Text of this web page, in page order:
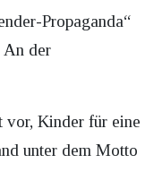
Propaganda“
An der
vor, Kinder für eine
unter dem Motto